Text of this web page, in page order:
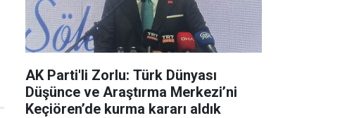
AK Parti'li Zorlu: Türk Dünyası
Düşünce ve Araştırma Merkezi’ni
Keçiören’de kurma kararı aldık